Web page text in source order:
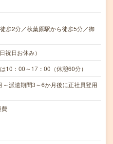
歩2分／秋葉原駅から徒歩5分／御
祝日お休み）
10：00～17：00（休憩60分）
～派遣期間3～6か月後に正社員登用
費